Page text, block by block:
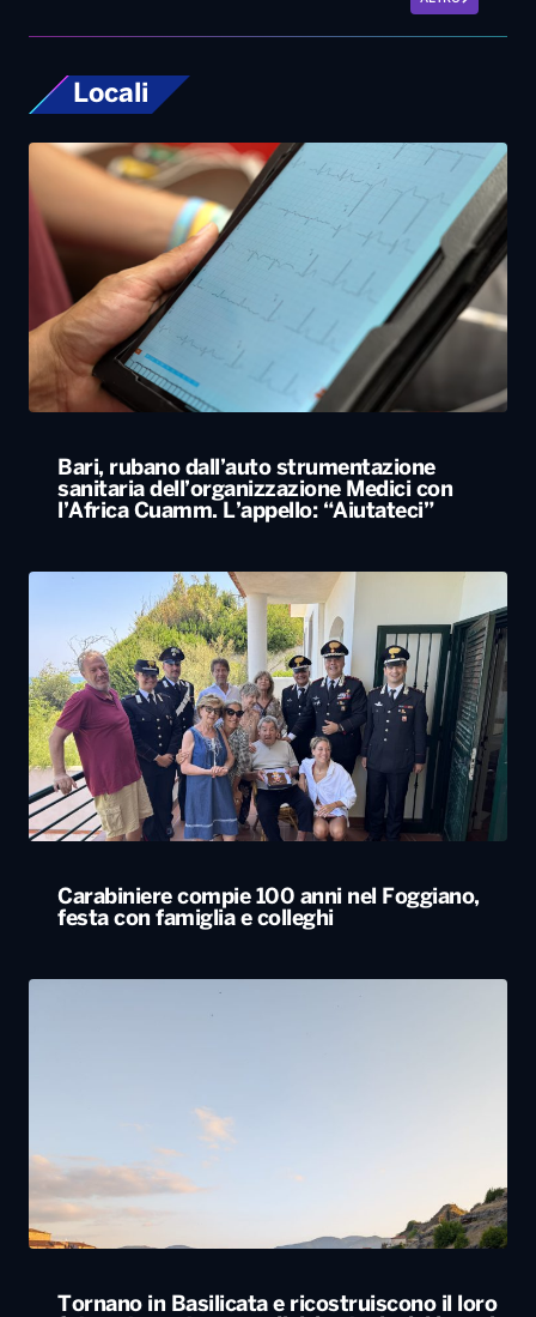
Locali
Bari, rubano dall’auto strumentazione
sanitaria dell’organizzazione Medici con
l’Africa Cuamm. L’appello: “Aiutateci”
Carabiniere compie 100 anni nel Foggiano,
festa con famiglia e colleghi
Tornano in Basilicata e ricostruiscono il loro